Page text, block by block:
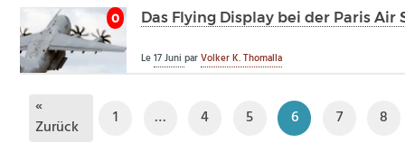
0 Das Flying Display bei der Paris Air
Le17 Juni parVolker K. Thomalla
«
Zurück
1 … 4 5 6 7 8